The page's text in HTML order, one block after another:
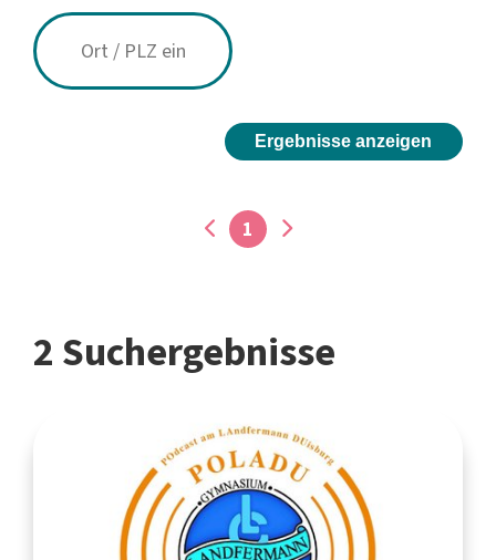
Ergebnisse anzeigen
1
2 Suchergebnisse